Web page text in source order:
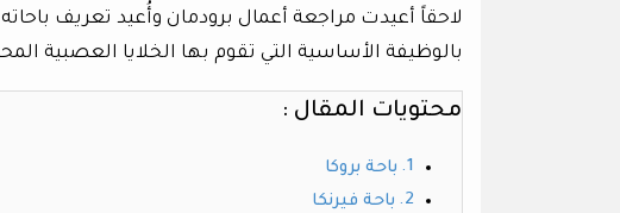
لاحقاً أعيدت مراجعة أعمال برودمان وأُعيد تعريف
بالوظيفة الأساسية التي تقوم بها الخلايا العصبية
محتويات المقال :
باحة بروكا
باحة فيرنكا